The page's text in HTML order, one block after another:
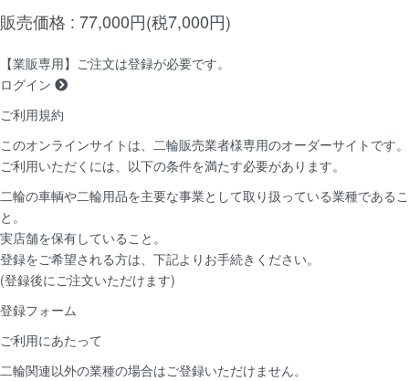
販売価格 : 77,000円(税7,000円)
【業販専用】ご注文は登録が必要です。
ログイン
ご利用規約
このオンラインサイトは、二輪販売業者様専用のオーダーサイトです。
ご利用いただくには、以下の条件を満たす必要があります。
二輪の車輌や二輪用品を主要な事業として取り扱っている業種であるこ
と。
実店舗を保有していること。
登録をご希望される方は、下記よりお手続きください。
(登録後にご注文いただけます)
登録フォーム
ご利用にあたって
二輪関連以外の業種の場合はご登録いただけません。